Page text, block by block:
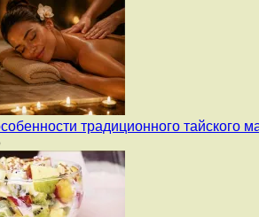
традиционного тайского